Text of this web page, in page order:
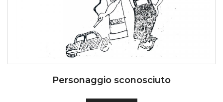
Personaggio sconosciuto